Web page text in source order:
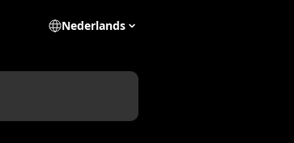
Nederlands